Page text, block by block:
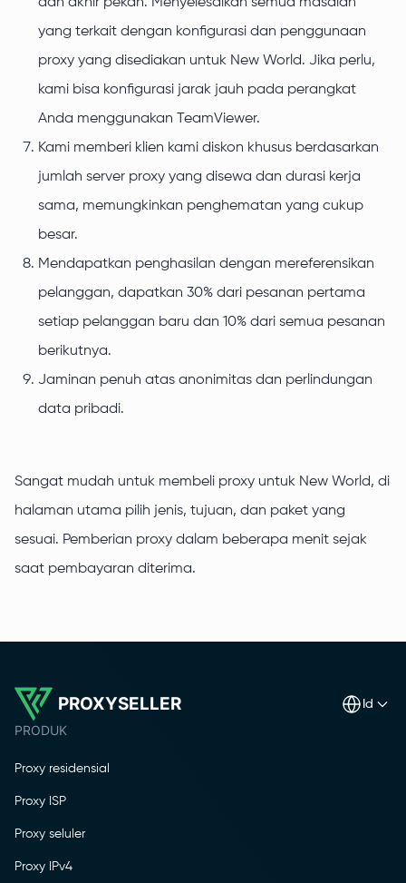
dan akhir pekan. Menyelesaikan semua masalah
yang terkait dengan konfigurasi dan penggunaan
proxy yang disediakan untuk New World. Jika perlu,
kami bisa konfigurasi jarak jauh pada perangkat
Anda menggunakan TeamViewer.
Kami memberi klien kami diskon khusus berdasarkan
jumlah server proxy yang disewa dan durasi kerja
sama, memungkinkan penghematan yang cukup
besar.
Mendapatkan penghasilan dengan mereferensikan
pelanggan, dapatkan 30% dari pesanan pertama
setiap pelanggan baru dan 10% dari semua pesanan
berikutnya.
Jaminan penuh atas anonimitas dan perlindungan
data pribadi.
Sangat mudah untuk membeli proxy untuk New World, di
halaman utama pilih jenis, tujuan, dan paket yang
sesuai. Pemberian proxy dalam beberapa menit sejak
saat pembayaran diterima.
PROXYSELLER id
PRODUK
Proxy residensial
Proxy ISP
Proxy seluler
Proxy IPv4